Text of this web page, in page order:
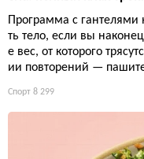
Программа с гантелями
ть тело, если вы
е вес, от которого
ии повторений —
Спорт 8 299